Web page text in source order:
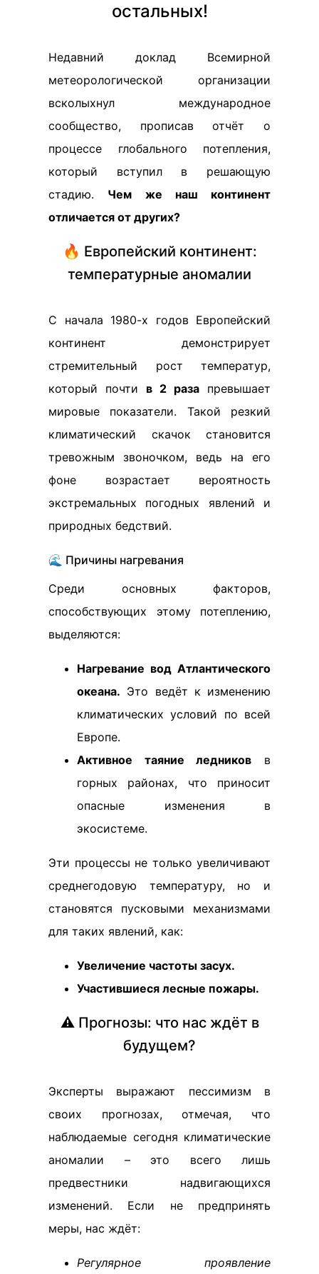
остальных!
Недавний доклад Всемирной
метеорологической организации
всколыхнул международное
сообщество, прописав отчёт о
процессе глобального потепления,
который вступил в решающую
стадию. Чем же наш континент
отличается от других?
🔥 Европейский континент:
температурные аномалии
С начала 1980-х годов Европейский
континент демонстрирует
стремительный рост температур,
который почти в 2 раза превышает
мировые показатели. Такой резкий
климатический скачок становится
тревожным звоночком, ведь на его
фоне возрастает вероятность
экстремальных погодных явлений и
природных бедствий.
🌊 Причины нагревания
Среди основных факторов,
способствующих этому потеплению,
выделяются:
Нагревание вод Атлантического
океана. Это ведёт к изменению
климатических условий по всей
Европе.
Активное таяние ледников в
горных районах, что приносит
опасные изменения в
экосистеме.
Эти процессы не только увеличивают
среднегодовую температуру, но и
становятся пусковыми механизмами
для таких явлений, как:
Увеличение частоты засух.
Участившиеся лесные пожары.
⚠️ Прогнозы: что нас ждёт в
будущем?
Эксперты выражают пессимизм в
своих прогнозах, отмечая, что
наблюдаемые сегодня климатические
аномалии – это всего лишь
предвестники надвигающихся
изменений. Если не предпринять
меры, нас ждёт:
Регулярное проявление